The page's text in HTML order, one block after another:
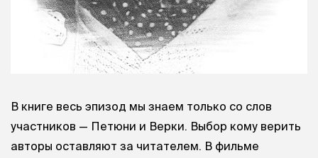
В книге весь эпизод мы знаем только со слов
участников — Петюни и Верки. Выбор кому верить
авторы оставляют за читателем. В фильме